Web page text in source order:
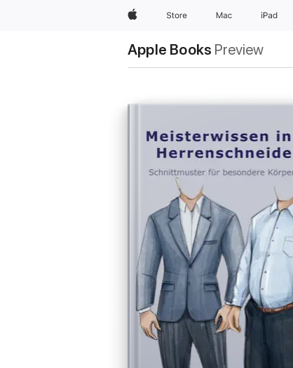
AppleStore Mac iPad
Apple Books Preview